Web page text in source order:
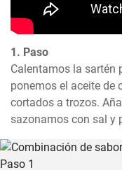
1. Paso
Calentamos la sartén
ponemos el aceite de
cortados a trozos.
sazonamos con sal y